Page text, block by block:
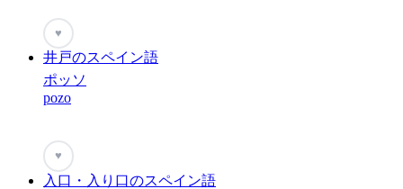
♥
井戸のスペイン語
ポッソ
pozo
♥
入口・入り口のスペイン語